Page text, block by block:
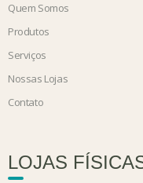
Quem Somos
Produtos
Serviços
Nossas Lojas
Contato
LOJAS